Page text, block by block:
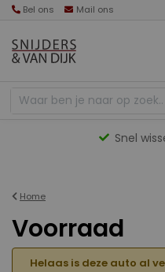
Bel ons Mail ons
Home
Voorraad
Helaas is deze auto al